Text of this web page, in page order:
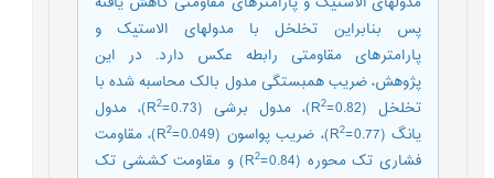
پس بنابراین تخلخل با مدول­های الاستیک و
پارامترهای مقاومتی رابطه عکس دارد. در این
پژوهش، ضریب همبستگی مدول بالک محاسبه شده با
تخلخل (R
2=0.82)، مدول برشی (R 2 =0.73)، مدول
یانگ (R
2=0.77)، ضریب پواسون (R 2 =0.049)، مقاومت
فشاری تک محوره (R
2 =0.84) و مقاومت کششی تک